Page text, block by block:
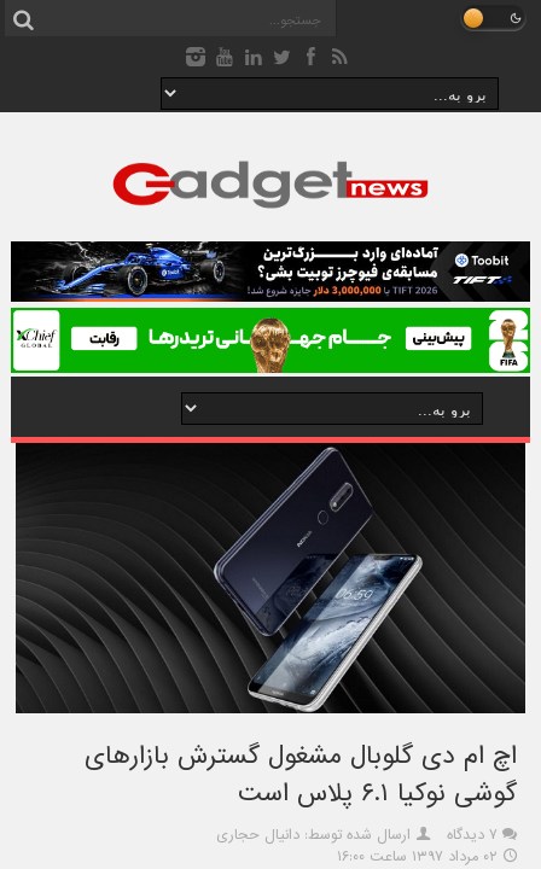
اچ ام دی گلوبال مشغول گسترش بازارهای
گوشی نوکیا ۶.۱ پلاس است
۷ دیدگاه
ارسال شده توسط: دانیال حجاری
۰۲ مرداد ۱۳۹۷ ساعت ۱۶:۰۰